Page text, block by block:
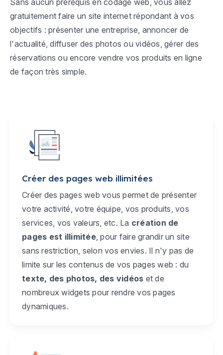
gratuitement faire un site internet répondant à vos
objectifs : présenter une entreprise, annoncer de
l'actualité, diffuser des photos ou vidéos, gérer des
réservations ou encore vendre vos produits en ligne
de façon très simple.
Créer des pages web illimitées
Créer des pages web vous permet de présenter
votre activité, votre équipe, vos produits, vos
services, vos valeurs, etc. La création de
pages est illimitée, pour faire grandir un site
sans restriction, selon vos envies. Il n'y pas de
limite sur les contenus de vos pages web : du
texte, des photos, des vidéos et de
nombreux widgets pour rendre vos pages
dynamiques.